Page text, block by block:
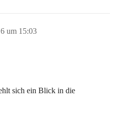
um 15:03
sich ein Blick in die